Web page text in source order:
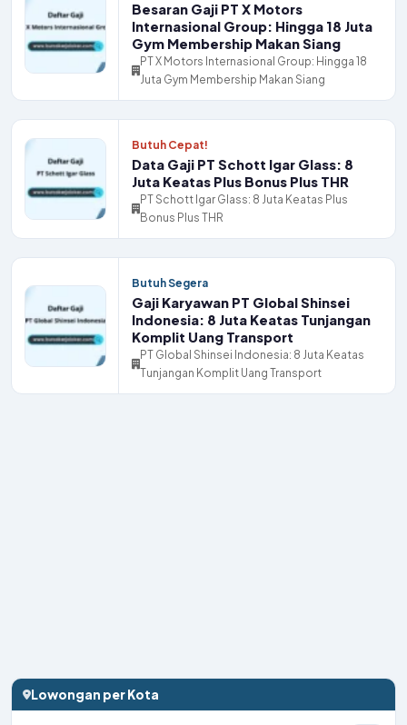
Besaran Gaji PT X Motors
Internasional Group: Hingga 18 Juta
Gym Membership Makan Siang
PT X Motors Internasional Group: Hingga 18
Juta Gym Membership Makan Siang
Butuh Cepat!
Data Gaji PT Schott Igar Glass: 8
Juta Keatas Plus Bonus Plus THR
PT Schott Igar Glass: 8 Juta Keatas Plus
Bonus Plus THR
Butuh Segera
Gaji Karyawan PT Global Shinsei
Indonesia: 8 Juta Keatas Tunjangan
Komplit Uang Transport
PT Global Shinsei Indonesia: 8 Juta Keatas
Tunjangan Komplit Uang Transport
Lowongan per Kota